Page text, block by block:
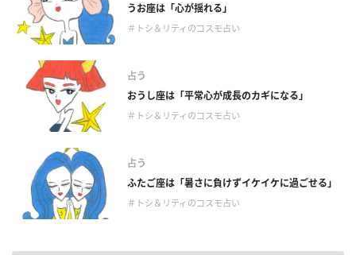
うお座は「心が揺れる」
＃トシ＆リティのコスモ占い
占う
おうし座は「平常心が成長のカギになる」
＃トシ＆リティのコスモ占い
占う
ふたご座は「暑さに負けずイケイケに過ごせる」
＃トシ＆リティのコスモ占い